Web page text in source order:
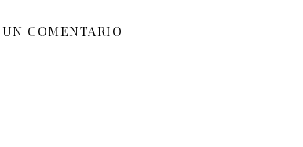
UN COMENTARIO